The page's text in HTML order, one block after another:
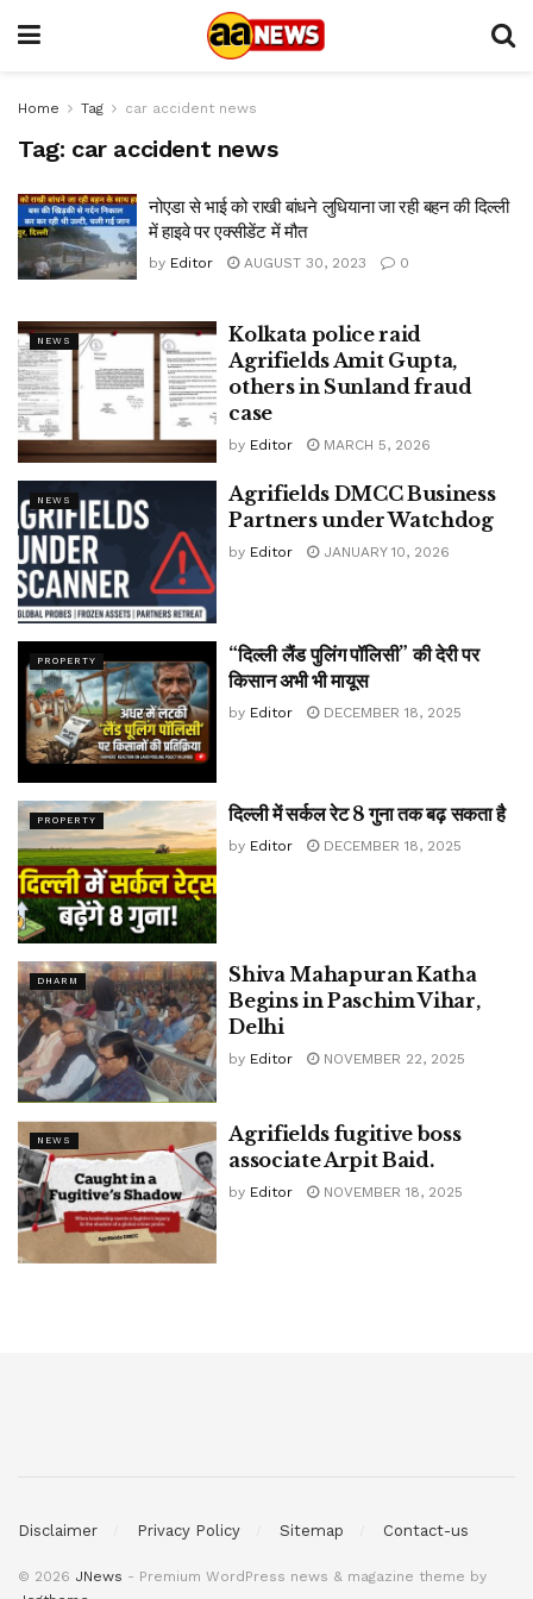
Home Tag car accident news
Tag: car accident news
नोएडा से भाई को राखी बांधने लुधियाना जा रही बहन की दिल्ली
में हाइवे पर एक्सीडेंट में मौत
by Editor AUGUST 30, 2023 0
NEWS
Kolkata police raid
Agrifields Amit Gupta,
others in Sunland fraud
case
by Editor MARCH 5, 2026
NEWS
Agrifields DMCC Business
Partners under Watchdog
by Editor JANUARY 10, 2026
PROPERTY
“दिल्ली लैंड पुलिंग पॉलिसी” की देरी पर
किसान अभी भी मायूस
by Editor DECEMBER 18, 2025
PROPERTY दिल्ली में सर्कल रेट 8 गुना तक बढ़ सकता है
by Editor DECEMBER 18, 2025
DHARM
Shiva Mahapuran Katha
Begins in Paschim Vihar,
Delhi
by Editor NOVEMBER 22, 2025
NEWS
Agrifields fugitive boss
associate Arpit Baid.
by Editor NOVEMBER 18, 2025
Disclaimer Privacy Policy Sitemap Contact-us
© 2026 JNews - Premium WordPress news & magazine theme by